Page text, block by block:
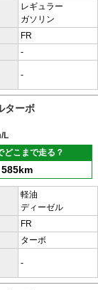
レギュラー
ガソリン
FR
-
-
ターボ
L
どこまで走る？
585km
軽油
ディーゼル
FR
ターボ
-